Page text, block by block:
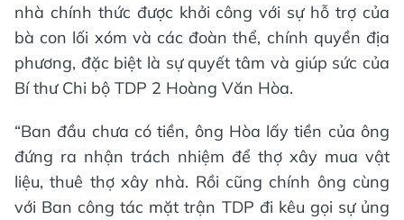
nhà chính thức được khởi công với sự hỗ trợ của
bà con lối xóm và các đoàn thể, chính quyền địa
phương, đặc biệt là sự quyết tâm và giúp sức của
Bí thư Chi bộ TDP 2 Hoàng Văn Hòa.
“Ban đầu chưa có tiền, ông Hòa lấy tiền của ông
đứng ra nhận trách nhiệm để thợ xây mua vật
liệu, thuê thợ xây nhà. Rồi cũng chính ông cùng
với Ban công tác mặt trận TDP đi kêu gọi sự ủng